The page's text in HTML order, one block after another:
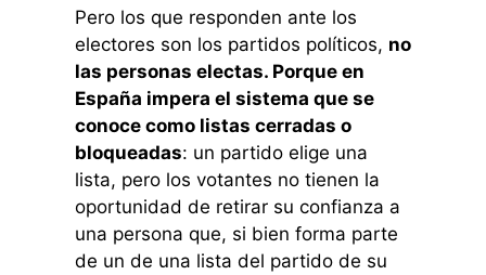
Pero los que responden ante los
electores son los partidos políticos, no
las personas electas. Porque en
España impera el sistema que se
conoce como listas cerradas o
bloqueadas: un partido elige una
lista, pero los votantes no tienen la
oportunidad de retirar su confianza a
una persona que, si bien forma parte
de un de una lista del partido de su